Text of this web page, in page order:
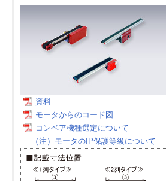
資料
モータからのコード図
コンベア機種選定について
（注）モータのIP保護等級について